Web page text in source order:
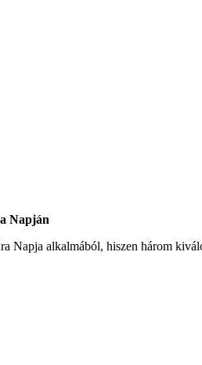
Napján
Napja alkalmából, hiszen három